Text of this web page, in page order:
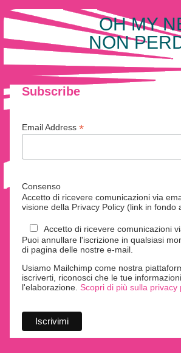
OH MY
NON
Subscribe
Email Address*
Consenso
Accetto di ricevere comunicazioni via
visione della Privacy Policy (link in fondo
Accetto di ricevere comunicazioni
Puoi annullare l'iscrizione in qualsiasi
di pagina delle nostre e-mail.
Usiamo Mailchimp come nostra
iscriverti, riconosci che le tue
l'elaborazione. Scopri di più sulla privacy